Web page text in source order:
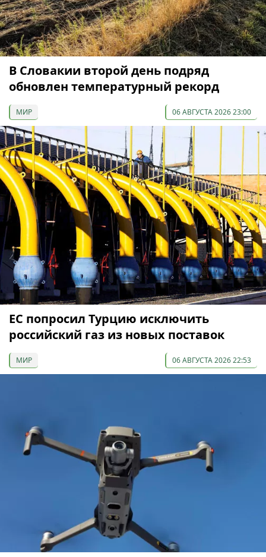
В Словакии второй день подряд
обновлен температурный рекорд
МИР 06 АВГУСТА 2026 23:00
ЕС попросил Турцию исключить
российский газ из новых поставок
МИР 06 АВГУСТА 2026 22:53